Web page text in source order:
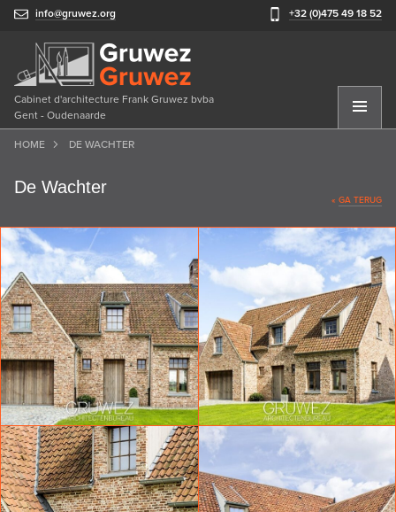
info@gruwez.org +32 (0)475 49 18 52
Cabinet d'architecture Frank Gruwez bvba
Gent - Oudenaarde
HOME DE WACHTER
De Wachter
« GA TERUG